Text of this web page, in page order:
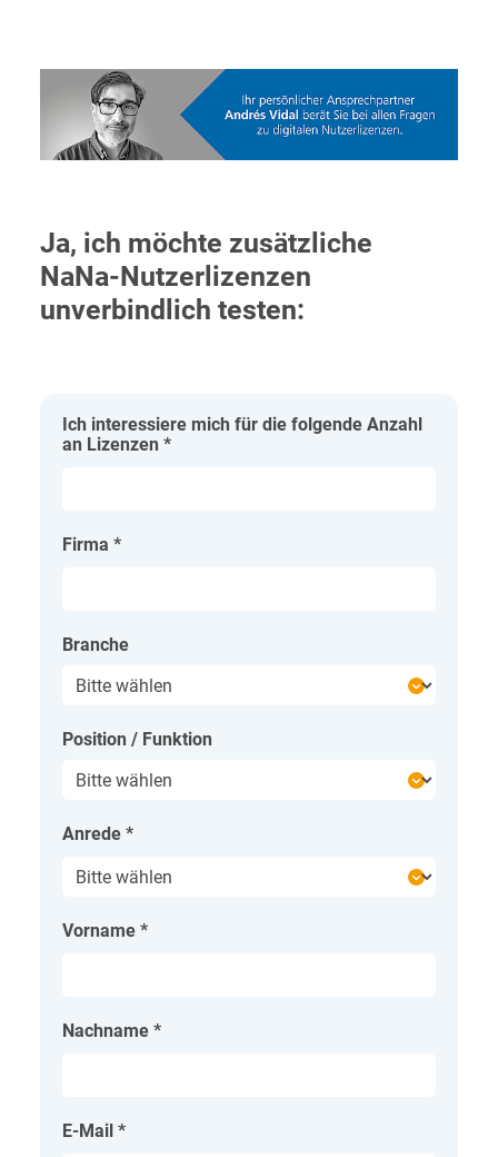
Ja, ich möchte zusätzliche
NaNa-Nutzerlizenzen
unverbindlich testen:
Ich interessiere mich für die folgende Anzahl
an Lizenzen *
Firma *
Branche
Position / Funktion
Anrede *
Vorname *
Nachname *
E-Mail *